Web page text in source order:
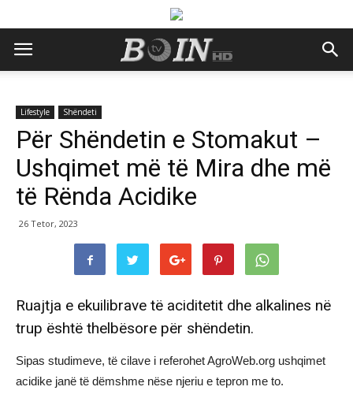
Lifestyle Shëndeti
Për Shëndetin e Stomakut –
Ushqimet më të Mira dhe më
të Rënda Acidike
26 Tetor, 2023
Ruajtja e ekuilibrave të aciditetit dhe alkalines në
trup është thelbësore për shëndetin.
Sipas studimeve, të cilave i referohet AgroWeb.org ushqimet
acidike janë të dëmshme nëse njeriu e tepron me to.